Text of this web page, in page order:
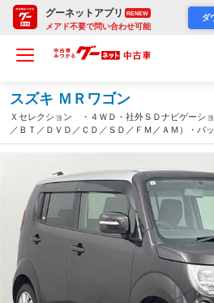
グーネットアプリ RENEW
メアド不要で問い合わせ可能
ダ
スズキ ＭＲワゴン
Ｘセレクション ・４ＷＤ・社外ＳＤナビゲーシ
／ＢＴ／ＤＶＤ／ＣＤ／ＳＤ／ＦＭ／ＡＭ）・バ
ＥＴＣ・ヒーテッドドアミラー・運転席シートヒ
イト・フォグランプ（北海道）